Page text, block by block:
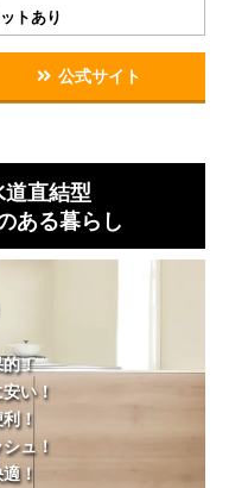
トあり
公式サイト
直結型
ある暮らし
！
い！
！
ュ！
！